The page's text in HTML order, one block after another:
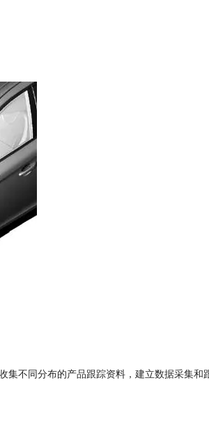
不同分布的产品跟踪资料，建立数据采集